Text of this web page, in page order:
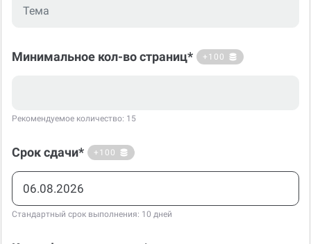
Минимальное кол-во страниц* +100
Рекомендуемое количество: 15
Срок сдачи* +100
Стандартный срок выполнения: 10 дней